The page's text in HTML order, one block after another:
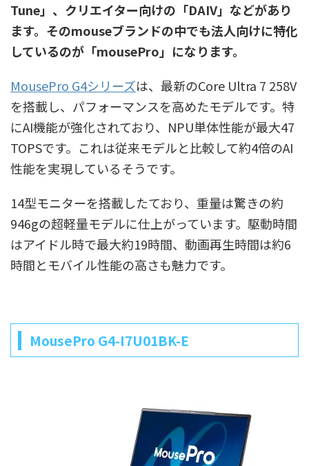
Tune」、クリエイター向けの「DAIV」などがあり
ます。そのmouseブランドの中でも法人向けに特化
しているのが「mousePro」になります。
MousePro G4シリーズは、最新のCore Ultra 7 258V
を搭載し、パフォーマンスを高めたモデルです。特
にAI機能が強化されており、NPU単体性能が最大47
TOPSです。これは従来モデルと比較して約4倍のAI
性能を実現しているそうです。
14型モニターを搭載したており、重量は驚きの約
946gの超軽量モデルに仕上がっています。駆動時間
はアイドル時で最大約19時間、動画再生時間は約6
時間とモバイル性能の高さも魅力です。
MousePro G4-I7U01BK-E